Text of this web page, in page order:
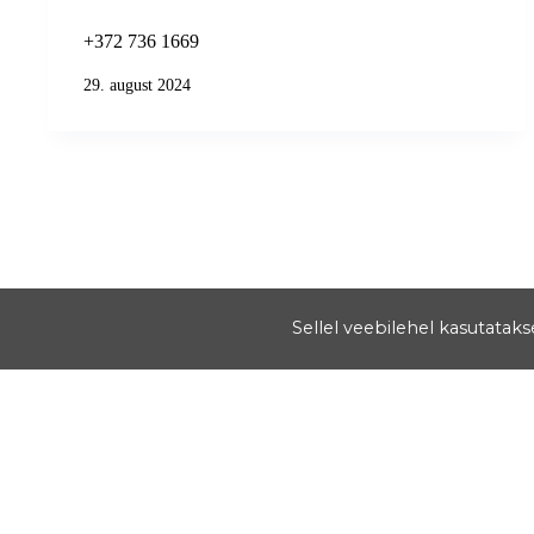
+372 736 1669
29. august 2024
Sellel veebilehel